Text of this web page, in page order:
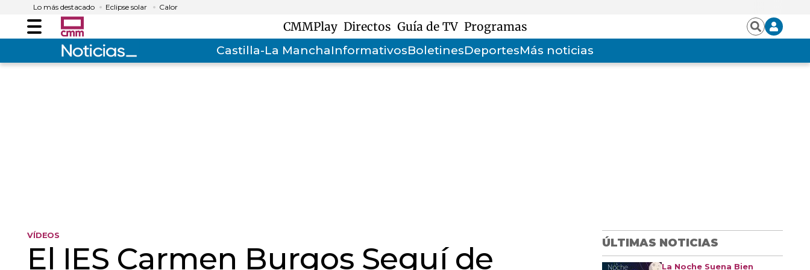
Lo más destacado Eclipse solar Calor
Menú CMMPlay Directos Guía de TV Programas BuscarIniciar
sesión
Castilla-La ManchaInformativosBoletinesDeportesMás noticias
VÍDEOS
El IES Carmen Burgos Seguí de ÚLTIMAS NOTICIAS
La Noche Suena Bien